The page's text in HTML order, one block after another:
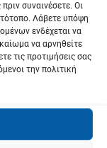
συναινέσετε. Οι
Λάβετε υπόψη
ενδέχεται να
να αρνηθείτε
τις προτιμήσεις σας
την πολιτική
δικαιούχους για
De Minimis, λόγω
περίπου 10 εκατ.
σε περίπου